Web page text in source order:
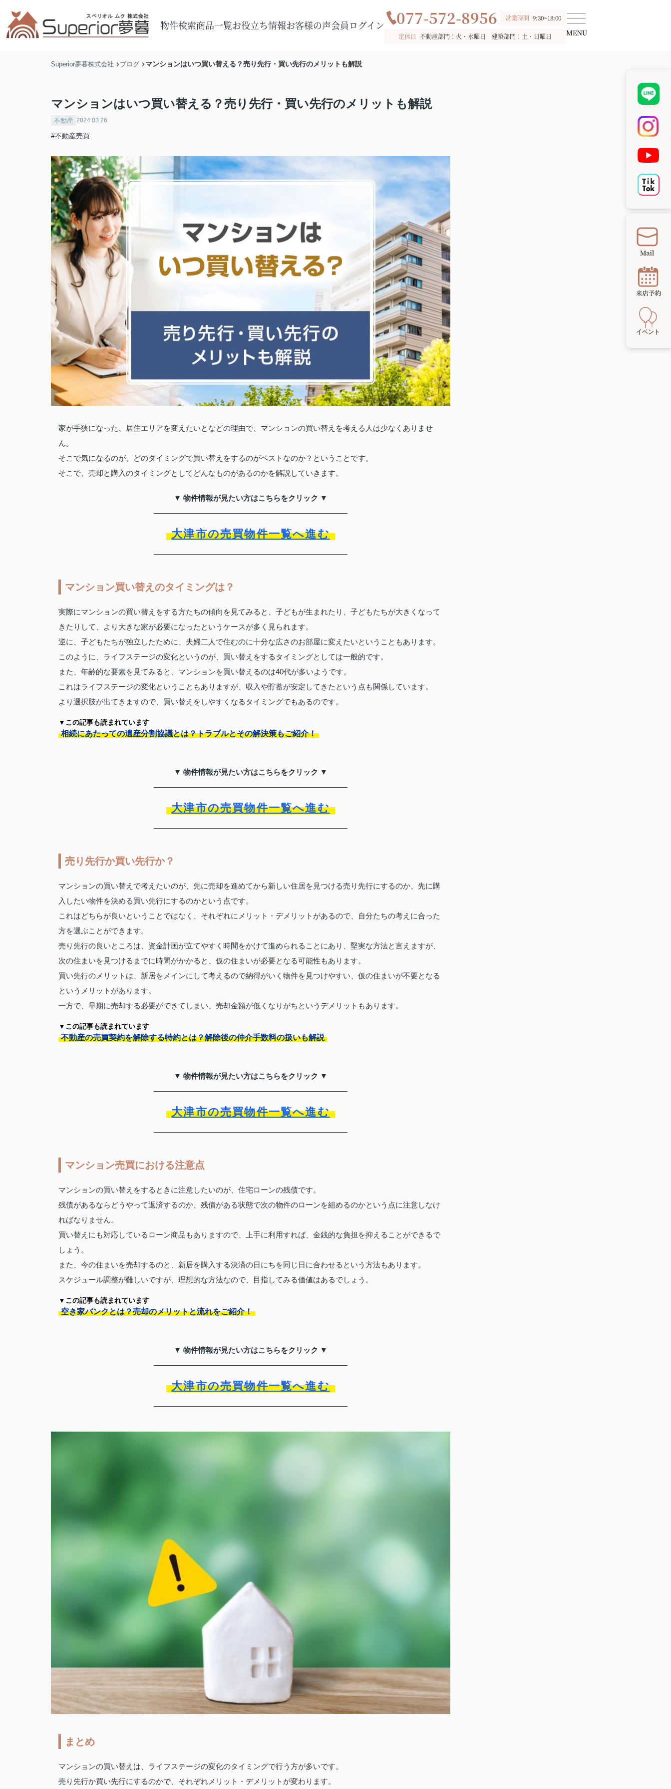
物件検索商品一覧お役立ち情報お客様の声会員ログイン 077-572-8956 営業時間 9:30~18:00
定休日 不動産部門：火・水曜日 建築部門：土・日曜日
Superior夢暮株式会社 ブログ マンションはいつ買い替える？売り先行・買い先行のメリットも解説
マンションはいつ買い替える？売り先行・買い先行のメリットも解説
不動産 2024.03.26
#不動産売買
家が手狭になった、居住エリアを変えたいとなどの理由で、マンションの買い替えを考える人は少なくありませ
ん。
そこで気になるのが、どのタイミングで買い替えをするのがベストなのか？ということです。
そこで、売却と購入のタイミングとしてどんなものがあるのかを解説していきます。
▼ 物件情報が見たい方はこちらをクリック ▼
大津市の売買物件一覧へ進む
マンション買い替えのタイミングは？
実際にマンションの買い替えをする方たちの傾向を見てみると、子どもが生まれたり、子どもたちが大きくなって
きたりして、より大きな家が必要になったというケースが多く見られます。
逆に、子どもたちが独立したために、夫婦二人で住むのに十分な広さのお部屋に変えたいということもあります。
このように、ライフステージの変化というのが、買い替えをするタイミングとしては一般的です。
また、年齢的な要素を見てみると、マンションを買い替えるのは40代が多いようです。
これはライフステージの変化ということもありますが、収入や貯蓄が安定してきたという点も関係しています。
より選択肢が出てきますので、買い替えをしやすくなるタイミングでもあるのです。
▼この記事も読まれています
相続にあたっての遺産分割協議とは？トラブルとその解決策もご紹介！
▼ 物件情報が見たい方はこちらをクリック ▼
大津市の売買物件一覧へ進む
売り先行か買い先行か？
マンションの買い替えで考えたいのが、先に売却を進めてから新しい住居を見つける売り先行にするのか、先に購
入したい物件を決める買い先行にするのかという点です。
これはどちらが良いということではなく、それぞれにメリット・デメリットがあるので、自分たちの考えに合った
方を選ぶことができます。
売り先行の良いところは、資金計画が立てやすく時間をかけて進められることにあり、堅実な方法と言えますが、
次の住まいを見つけるまでに時間がかかると、仮の住まいが必要となる可能性もあります。
買い先行のメリットは、新居をメインにして考えるので納得がいく物件を見つけやすい、仮の住まいが不要となる
というメリットがあります。
一方で、早期に売却する必要ができてしまい、売却金額が低くなりがちというデメリットもあります。
▼この記事も読まれています
不動産の売買契約を解除する特約とは？解除後の仲介手数料の扱いも解説
▼ 物件情報が見たい方はこちらをクリック ▼
大津市の売買物件一覧へ進む
マンション売買における注意点
マンションの買い替えをするときに注意したいのが、住宅ローンの残債です。
残債があるならどうやって返済するのか、残債がある状態で次の物件のローンを組めるのかという点に注意しなけ
ればなりません。
買い替えにも対応しているローン商品もありますので、上手に利用すれば、金銭的な負担を抑えることができるで
しょう。
また、今の住まいを売却するのと、新居を購入する決済の日にちを同じ日に合わせるという方法もあります。
スケジュール調整が難しいですが、理想的な方法なので、目指してみる価値はあるでしょう。
▼この記事も読まれています
空き家バンクとは？売却のメリットと流れをご紹介！
▼ 物件情報が見たい方はこちらをクリック ▼
大津市の売買物件一覧へ進む
まとめ
マンションの買い替えは、ライフステージの変化のタイミングで行う方が多いです。
売り先行か買い先行にするのかで、それぞれメリット・デメリットが変わります。